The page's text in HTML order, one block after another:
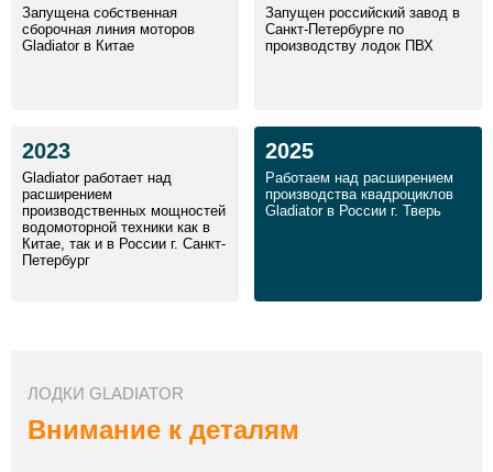
Запущена собственная
сборочная линия моторов
Gladiator в Китае
Запущен российский завод в
Санкт-Петербурге по
производству лодок ПВХ
2023
Gladiator работает над
расширением
производственных мощностей
водомоторной техники как в
Китае, так и в России г. Санкт-
Петербург
2025
Работаем над расширением
производства квадроциклов
Gladiator в России г. Тверь
ЛОДКИ GLADIATOR
Внимание к деталям